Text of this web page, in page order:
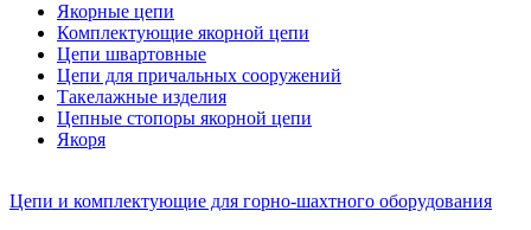
Якорные цепи
Комплектующие якорной цепи
Цепи швартовные
Цепи для причальных сооружений
Такелажные изделия
Цепные стопоры якорной цепи
Якоря
Цепи и комплектующие для горно-шахтного оборудования